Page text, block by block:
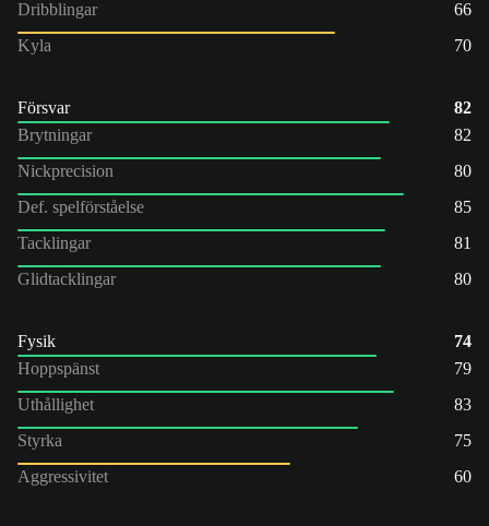
Dribblingar
66
Kyla
70
Försvar
82
Brytningar
82
Nickprecision
80
Def. spelförståelse
85
Tacklingar
81
Glidtacklingar
80
Fysik
74
Hoppspänst
79
Uthållighet
83
Styrka
75
Aggressivitet
60